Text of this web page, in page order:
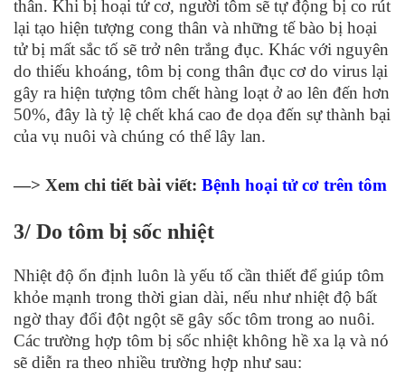
thân. Khi bị hoại tử cơ, người tôm sẽ tự động bị co rút
lại tạo hiện tượng cong thân và những tế bào bị hoại
tử bị mất sắc tố sẽ trở nên trắng đục. Khác với nguyên
do thiếu khoáng, tôm bị cong thân đục cơ do virus lại
gây ra hiện tượng tôm chết hàng loạt ở ao lên đến hơn
50%, đây là tỷ lệ chết khá cao đe dọa đến sự thành bại
của vụ nuôi và chúng có thể lây lan.
—> Xem chi tiết bài viết: Bệnh hoại tử cơ trên tôm
3/ Do tôm bị sốc nhiệt
Nhiệt độ ổn định luôn là yếu tố cần thiết để giúp tôm
khỏe mạnh trong thời gian dài, nếu như nhiệt độ bất
ngờ thay đổi đột ngột sẽ gây sốc tôm trong ao nuôi.
Các trường hợp tôm bị sốc nhiệt không hề xa lạ và nó
sẽ diễn ra theo nhiều trường hợp như sau: